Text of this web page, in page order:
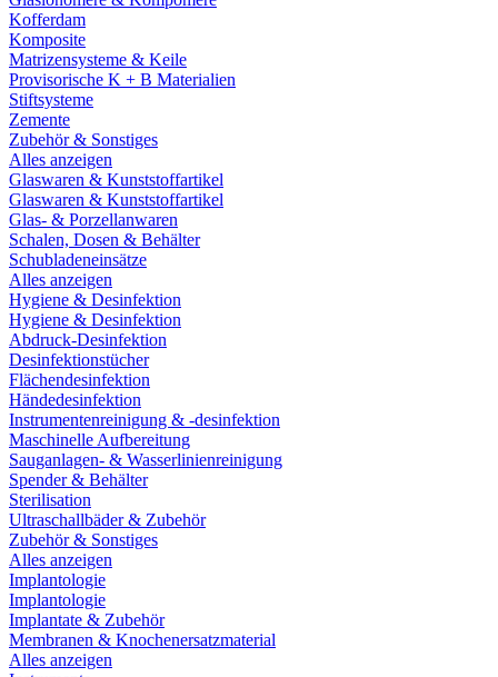
Kofferdam
Komposite
Matrizensysteme & Keile
Provisorische K + B Materialien
Stiftsysteme
Zemente
Zubehör & Sonstiges
Alles anzeigen
Glaswaren & Kunststoffartikel
Glaswaren & Kunststoffartikel
Glas- & Porzellanwaren
Schalen, Dosen & Behälter
Schubladeneinsätze
Alles anzeigen
Hygiene & Desinfektion
Hygiene & Desinfektion
Abdruck-Desinfektion
Desinfektionstücher
Flächendesinfektion
Händedesinfektion
Instrumentenreinigung & -desinfektion
Maschinelle Aufbereitung
Sauganlagen- & Wasserlinienreinigung
Spender & Behälter
Sterilisation
Ultraschallbäder & Zubehör
Zubehör & Sonstiges
Alles anzeigen
Implantologie
Implantologie
Implantate & Zubehör
Membranen & Knochenersatzmaterial
Alles anzeigen